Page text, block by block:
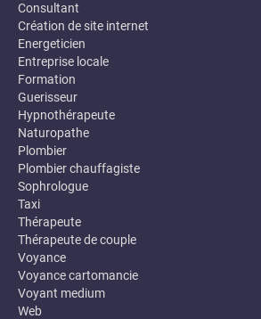
Consultant
Création de site internet
Energeticien
Entreprise locale
Formation
Guerisseur
Hypnothérapeute
Naturopathe
Plombier
Plombier chauffagiste
Sophrologue
Taxi
Thérapeute
Thérapeute de couple
Voyance
Voyance cartomancie
Voyant medium
Web